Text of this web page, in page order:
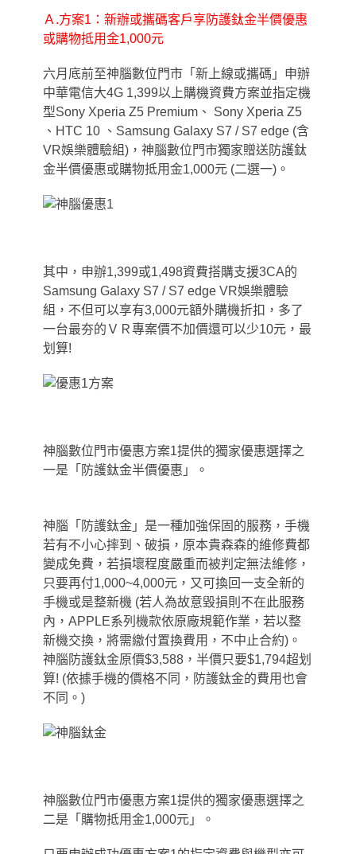
Ａ.方案1：新辦或攜碼客戶享防護鈦金半價優惠
或購物抵用金1,000元
六月底前至神腦數位門市「新上線或攜碼」申辦
中華電信大4G 1,399以上購機資費方案並指定機
型Sony Xperia Z5 Premium、 Sony Xperia Z5
、HTC 10 、Samsung Galaxy S7 / S7 edge (含
VR娛樂體驗組) ， 神腦數位門市獨家贈送防護鈦
金半價優惠或購物抵用金1,000元 (二選一)。
其中，申辦1,399或1,498資費搭購支援3CA的
Samsung Galaxy S7 / S7 edge VR娛樂體驗
組，不但可以享有3,000元額外購機折扣，多了
一台最夯的ＶＲ專案價不加價還可以少10元，最
划算!
神腦數位門市優惠方案1提供的獨家優惠選擇之
一是「防護鈦金半價優惠」。
神腦「防護鈦金」是一種加強保固的服務，手機
若有不小心摔到、破損，原本貴森森的維修費都
變成免費，若損壞程度嚴重而被判定無法維修，
只要再付1,000~4,000元，又可換回一支全新的
手機或是整新機 (若人為故意毀損則不在此服務
內，APPLE系列機款依原廠規範作業，若以整
新機交換，將需繳付置換費用，不中止合約)。
神腦防護鈦金原價$3,588，半價只要$1,794超划
算! (依據手機的價格不同，防護鈦金的費用也會
不同。)
神腦數位門市優惠方案1提供的獨家優惠選擇之
二是「購物抵用金1,000元」。